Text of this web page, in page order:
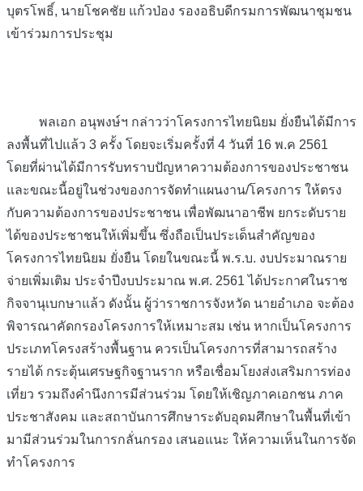
บุตรโพธิ์, นายโชคชัย แก้วป่อง รองอธิบดีกรมการพัฒนาชุมชน
เข้าร่วมการประชุม
พลเอก อนุพงษ์ฯ กล่าวว่าโครงการไทยนิยม ยั่งยืนได้มีการ
ลงพื้นที่ไปแล้ว 3 ครั้ง โดยจะเริ่มครั้งที่ 4 วันที่ 16 พ.ค 2561
โดยที่ผ่านได้มีการรับทราบปัญหาความต้องการของประชาชน
และขณะนี้อยู่ในช่วงของการจัดทำแผนงาน/โครงการ ให้ตรง
กับความต้องการของประชาชน เพื่อพัฒนาอาชีพ ยกระดับราย
ได้ของประชาชนให้เพิ่มขึ้น ซึ่งถือเป็นประเด็นสำคัญของ
โครงการไทยนิยม ยั่งยืน โดยในขณะนี้ พ.ร.บ. งบประมาณราย
จ่ายเพิ่มเติม ประจำปีงบประมาณ พ.ศ. 2561 ได้ประกาศในราช
กิจจานุเบกษาแล้ว ดังนั้น ผู้ว่าราชการจังหวัด นายอำเภอ จะต้อง
พิจารณาคัดกรองโครงการให้เหมาะสม เช่น หากเป็นโครงการ
ประเภทโครงสร้างพื้นฐาน ควรเป็นโครงการที่สามารถสร้าง
รายได้ กระตุ้นเศรษฐกิจฐานราก หรือเชื่อมโยงส่งเสริมการท่อง
เที่ยว รวมถึงคำนึงการมีส่วนร่วม โดยให้เชิญภาคเอกชน ภาค
ประชาสังคม และสถาบันการศึกษาระดับอุดมศึกษาในพื้นที่เข้า
มามีส่วนร่วมในการกลั่นกรอง เสนอแนะ ให้ความเห็นในการจัด
ทำโครงการ